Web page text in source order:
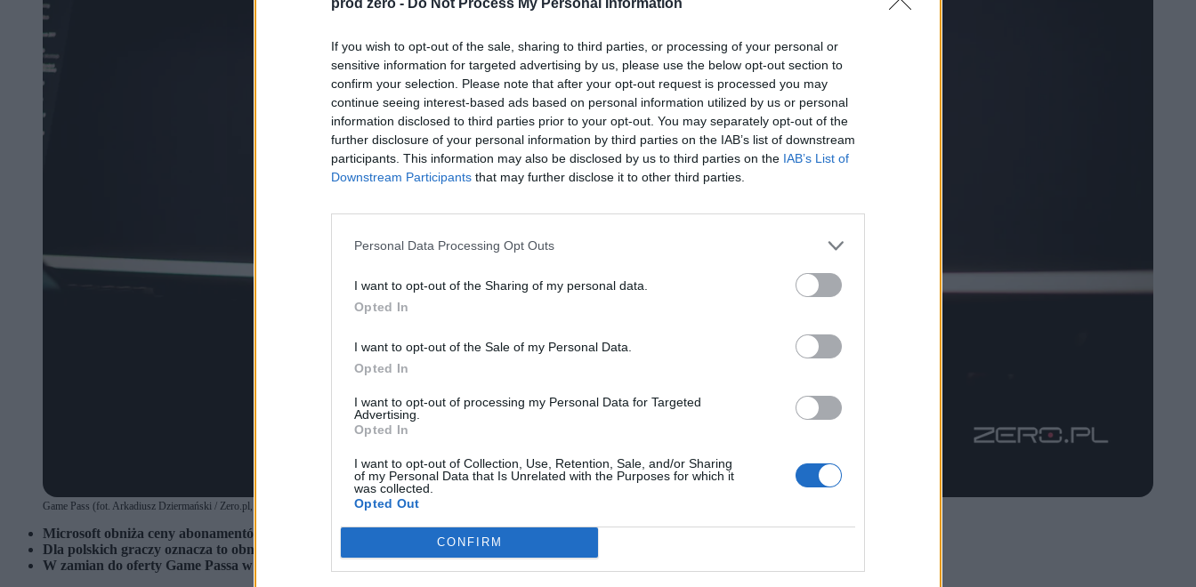
If you wish to opt-out of the sale, sharing to third parties, or processing of your personal or
sensitive information for targeted advertising by us, please use the below opt-out section to
confirm your selection. Please note that after your opt-out request is processed you may
continue seeing interest-based ads based on personal information utilized by us or personal
information disclosed to third parties prior to your opt-out. You may separately opt-out of the
further disclosure of your personal information by third parties on the IAB’s list of downstream
participants. This information may also be disclosed by us to third parties on the IAB’s List of
Downstream Participants that may further disclose it to other third parties.
Personal Data Processing Opt Outs
I want to opt-out of the Sharing of my personal data.
Opted In
I want to opt-out of the Sale of my Personal Data.
Opted In
I want to opt-out of processing my Personal Data for Targeted
Advertising.
Opted In
I want to opt-out of Collection, Use, Retention, Sale, and/or Sharing
of my Personal Data that Is Unrelated with the Purposes for which it
was collected.
Opted Out
CONFIRM
Game Pass (fot. Arkadiusz Dziermański / Zero.pl, Arkadiusz Dziermański)
Microsoft obniża ceny abonamentów Xbox Game Pass Ultimate i PC Game Pass.
Dla polskich graczy oznacza to obniżki nawet o 30 zł miesięcznie.
W zamian do oferty Game Passa w dniu premiery nie będą już trafiać nowe odsłony serii Call of Duty.